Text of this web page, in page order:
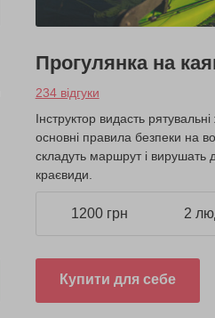
Прогулянка на
234 відгуки
Інструктор видасть
основні правила безпеки на
складуть маршрут і вирушать
краєвиди.
1200 грн 2
Купити для себе